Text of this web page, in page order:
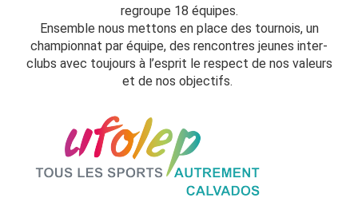
regroupe 18 équipes.
Ensemble nous mettons en place des tournois, un
championnat par équipe, des rencontres jeunes inter-
clubs avec toujours à l’esprit le respect de nos valeurs
et de nos objectifs.